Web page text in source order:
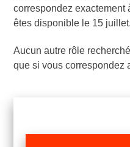
correspondez exactement
êtes disponible le 15 juillet.
Aucun autre rôle
que si vous correspondez